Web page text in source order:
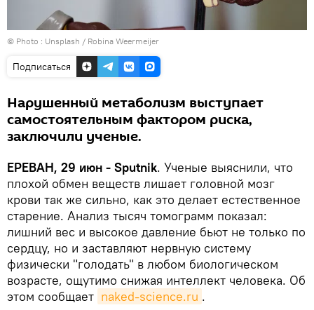
© Photo : Unsplash / Robina Weermeijer
Подписаться
Нарушенный метаболизм выступает
самостоятельным фактором риска,
заключили ученые.
ЕРЕВАН, 29 июн - Sputnik. Ученые выяснили, что
плохой обмен веществ лишает головной мозг
крови так же сильно, как это делает естественное
старение. Анализ тысяч томограмм показал:
лишний вес и высокое давление бьют не только по
сердцу, но и заставляют нервную систему
физически "голодать" в любом биологическом
возрасте, ощутимо снижая интеллект человека. Об
этом сообщает naked-science.ru .